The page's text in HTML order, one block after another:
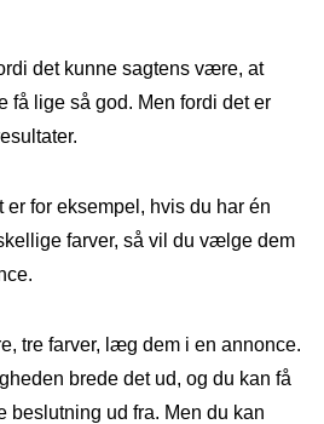
det kunne sagtens være, at
få lige så god. Men fordi det er
er for eksempel, hvis du har én
farver, så vil du vælge dem
tre farver, læg dem i en annonce.
brede det ud, og du kan få
beslutning ud fra. Men du kan